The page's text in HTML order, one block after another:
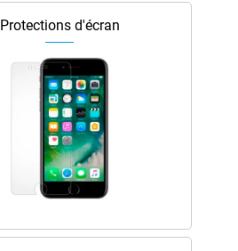
Protections d'écran